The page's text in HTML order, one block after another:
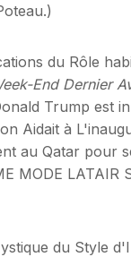
du Rôle
End Dernier
Trump est
Aidait à
au Qatar pour
MODE LATAIR
du Style